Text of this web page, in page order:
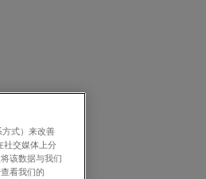
式）来改善
社交媒体上分
该数据与我们
看我们的